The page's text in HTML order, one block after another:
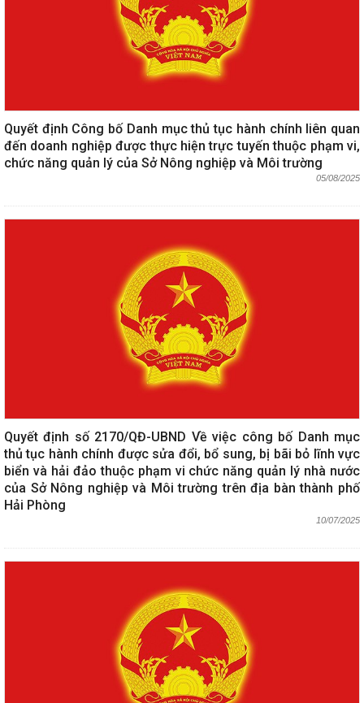
Quyết định Công bố Danh mục thủ tục hành chính liên quan
đến doanh nghiệp được thực hiện trực tuyến thuộc phạm vi,
chức năng quản lý của Sở Nông nghiệp và Môi trường
05/08/2025
Quyết định số 2170/QĐ-UBND Về việc công bố Danh mục
thủ tục hành chính được sửa đổi, bổ sung, bị bãi bỏ lĩnh vực
biển và hải đảo thuộc phạm vi chức năng quản lý nhà nước
của Sở Nông nghiệp và Môi trường trên địa bàn thành phố
Hải Phòng
10/07/2025